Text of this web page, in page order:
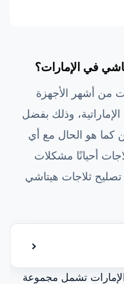
في الإمارات؟
من أشهر الأجهزة
الإماراتية، وذلك بفضل
كما هو الحال مع أي
أحيانًا مشكلات
ثلاجات هيتاشي
إظهار أو
هيتاشي
تشمل مجموعة